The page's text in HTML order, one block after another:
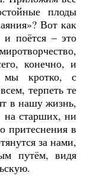
плоды
Вот как
и поётся – это
конечно, и
мы кротко, с
терпеть те
в нашу жизнь,
на старших, ни
притеснения в
за нами,
путём, видя